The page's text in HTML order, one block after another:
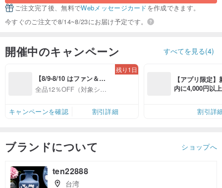
ご注文完了後、無料でWebメッセージカードを作成できます。
今すぐのご注文で8/14~8/23にお届け予定です。
開催中のキャンペーン すべてを見る(4)
【8/9-8/10 はファン＆会
員感謝デー】対象ショッ
全品12％OFF（対象ショ
残り1日
キャンペーンを確認 割引詳細
【アプリ限定
内に4,000円以
割引詳
ブランドについて ショップへ
ten22888
台湾